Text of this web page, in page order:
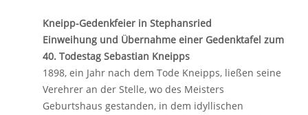
Kneipp-Gedenkfeier in Stephansried
Einweihung und Übernahme einer Gedenktafel zum
40. Todestag Sebastian Kneipps
1898, ein Jahr nach dem Tode Kneipps, ließen seine
Verehrer an der Stelle, wo des Meisters
Geburtshaus gestanden, in dem idyllischen